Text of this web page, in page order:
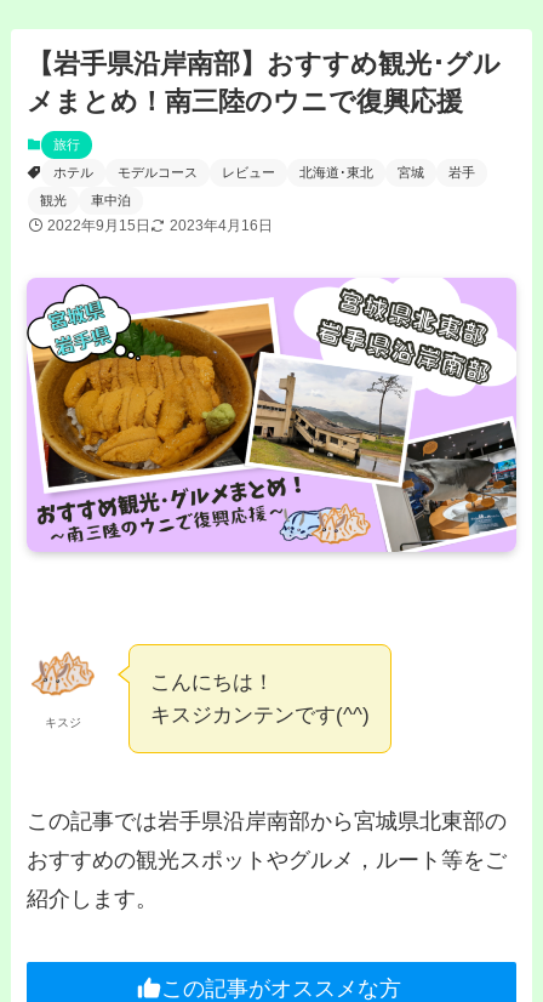
【岩手県沿岸南部】おすすめ観光･グル
メまとめ！南三陸のウニで復興応援
旅行
ホテル
モデルコース レビュー 北海道･東北 宮城
岩手
観光
車中泊
2022年9月15日 2023年4月16日
キスジ
こんにちは！
キスジカンテンです(^^)
この記事では岩手県沿岸南部から宮城県北東部の
おすすめの観光スポットやグルメ，ルート等をご
紹介します。
この記事がオススメな方